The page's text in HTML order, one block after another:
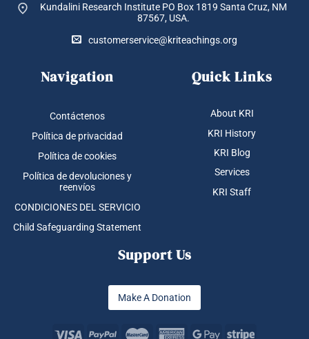
Kundalini Research Institute PO Box 1819 Santa Cruz, NM
87567, USA.
customerservice@kriteachings.org
Navigation
Contáctenos
Política de privacidad
Política de cookies
Política de devoluciones y
reenvíos
CONDICIONES DEL SERVICIO
Child Safeguarding Statement
Quick Links
About KRI
KRI History
KRI Blog
Services
KRI Staff
Support Us
Make A Donation